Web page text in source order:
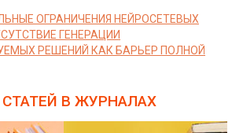
ОГРАНИЧЕНИЯ НЕЙРОСЕТЕВЫХ
ГЕНЕРАЦИИ
РЕШЕНИЙ КАК БАРЬЕР ПОЛНОЙ
В ЖУРНАЛАХ